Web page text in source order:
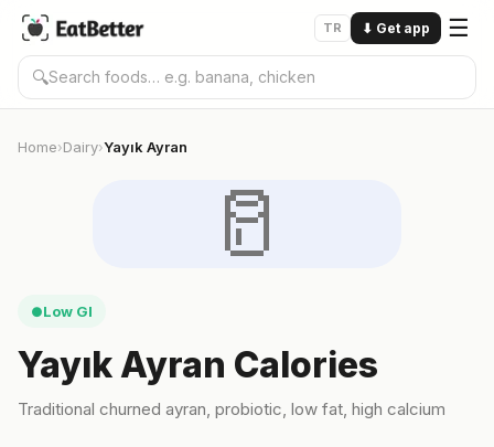
TR ⬇ Get app ☰
🔍
Home›Dairy›Yayık Ayran
🥛
●Low GI
Yayık Ayran Calories
Traditional churned ayran, probiotic, low fat, high calcium